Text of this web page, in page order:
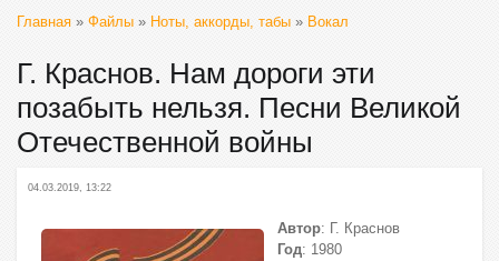
Главная » Файлы » Ноты, аккорды, табы » Вокал
Г. Краснов. Нам дороги эти
позабыть нельзя. Песни Великой
Отечественной войны
04.03.2019, 13:22
Автор: Г. Краснов
Год: 1980